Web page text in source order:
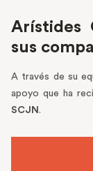
Arístides
sus
A través de su
apoyo que ha
SCJN .